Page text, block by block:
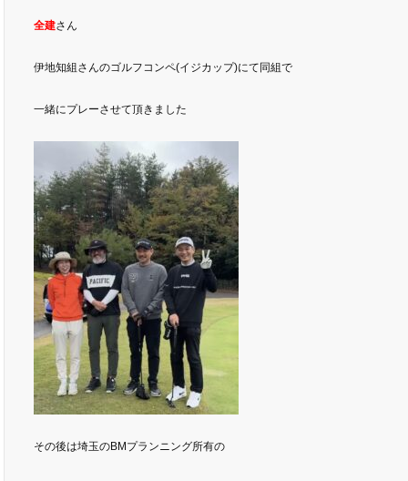
全建さん
伊地知組さんのゴルフコンペ(イジカップ)にて同組で
一緒にプレーさせて頂きました
その後は埼玉のBMプランニング所有の